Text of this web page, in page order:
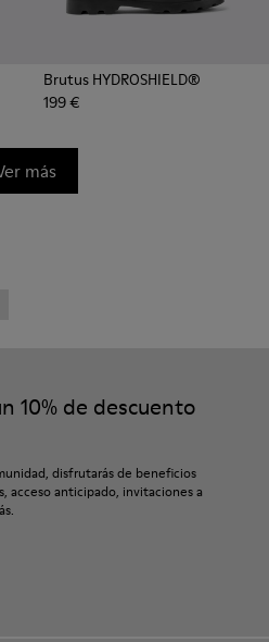
Brutus HYDROSHIELD®
199 €
más
10% de descuento
disfrutarás de beneficios
acceso anticipado, invitaciones a